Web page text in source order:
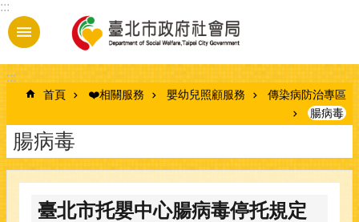
跳到主要內容區塊
:::
:::
首頁 ❤️相關服務 嬰幼兒照顧服務
傳染病防治專區
腸病毒
腸病毒
臺北市托嬰中心腸病毒停托規定